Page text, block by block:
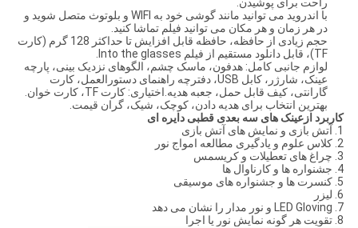
راحت برای پوشیدن.
با اندروید می توانید مانند گوشی خود به WIFI و بلوتوث متصل شوید و
در هر زمان و هر مکان می توانید فیلم تماشا کنید.
حجم زیادی از حافظه، حافظه قابل افزایش تا حداکثر 128 گرم (کارت
TF)، قابل دانلود مستقیم از فیلم Into the glasses.
لوازم جانبی کامل: هدفون، ماسک چشم، الگوهای نزدیک بینی، پارچه
عینک، شارژر، کابل USB، دفترچه راهنمای دستورالعمل، کارت
گارانتی، کیف قابل حمل، جعبه هدیه.اختیاری: کارت TF، کارت خوان.
بهترین انتخاب برای هدیه دادن، کوچک، شیک، گران قیمت.
کاربرد از عینک های سه بعدی قطبی دایره ای
1. آتش بازی و نمایش های آتش بازی
2. کلاس علوم و یادگیری مطالعه امواج نور
3. چراغ های تعطیلات و کریسمس
4. جشنواره ها و کارناوال ها
5. کنسرت ها و جشنواره های موسیقی
6. لیزر
7. LED Gloving و نور مدار را نشان می دهد
8. تقویت هر گونه نمایش نور یا اجرا